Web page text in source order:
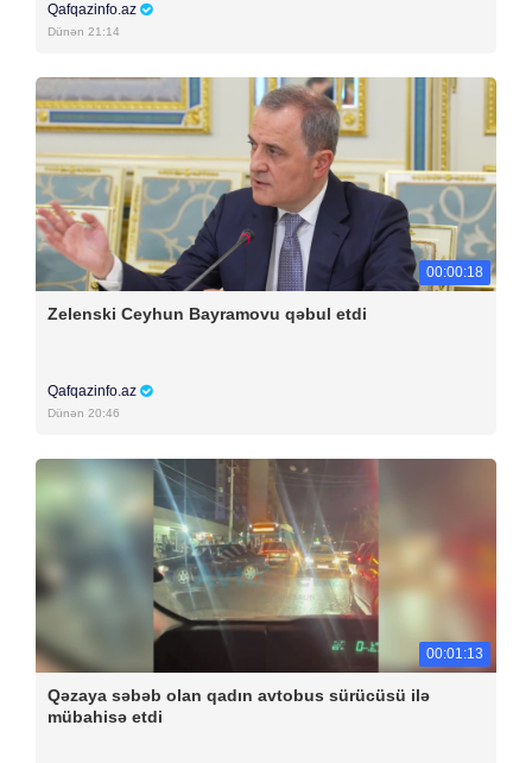
Qafqazinfo.az
Dünən 21:14
00:00:18
Zelenski Ceyhun Bayramovu qəbul etdi
Qafqazinfo.az
Dünən 20:46
00:01:13
Qəzaya səbəb olan qadın avtobus sürücüsü ilə
mübahisə etdi